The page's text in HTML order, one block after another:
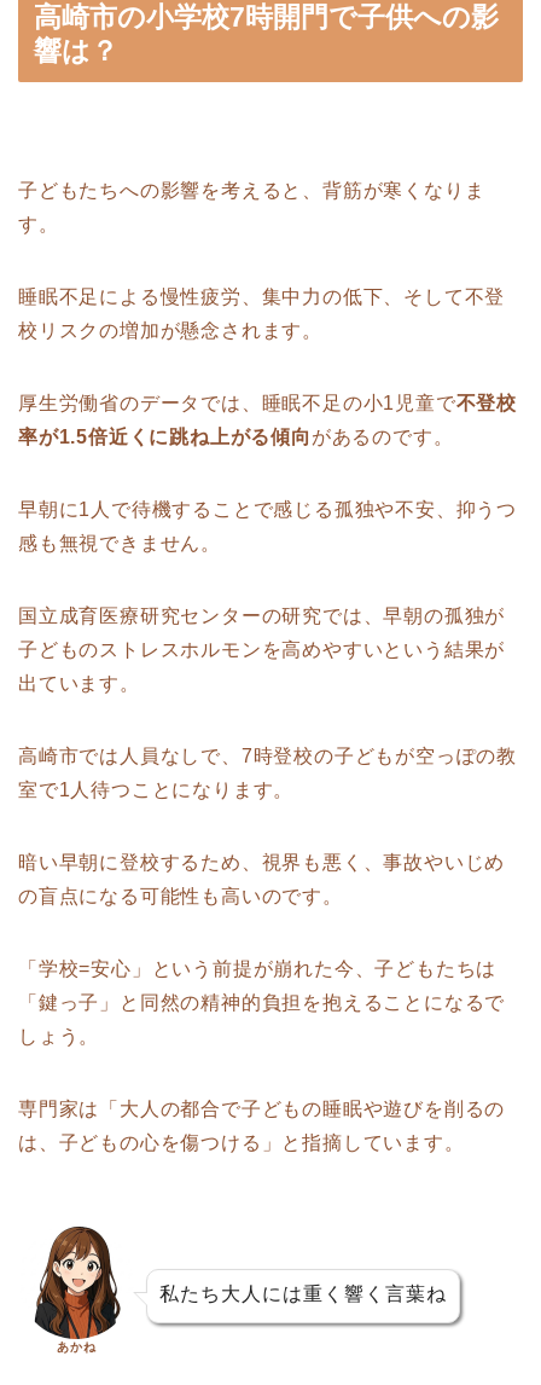
高崎市の小学校7時開門で子供への影
響は？
子どもたちへの影響を考えると、背筋が寒くなりま
す。
睡眠不足による慢性疲労、集中力の低下、そして不登
校リスクの増加が懸念されます。
厚生労働省のデータでは、睡眠不足の小1児童で不登校
率が1.5倍近くに跳ね上がる傾向 があるのです。
早朝に1人で待機することで感じる孤独や不安、抑うつ
感も無視できません。
国立成育医療研究センターの研究では、早朝の孤独が
子どものストレスホルモンを高めやすいという結果が
出ています。
高崎市では人員なしで、7時登校の子どもが空っぽの教
室で1人待つことになります。
暗い早朝に登校するため、視界も悪く、事故やいじめ
の盲点になる可能性も高いのです。
「学校=安心」という前提が崩れた今、子どもたちは
「鍵っ子」と同然の精神的負担を抱えることになるで
しょう。
専門家は「大人の都合で子どもの睡眠や遊びを削るの
は、子どもの心を傷つける」と指摘しています。
あかね
私たち大人には重く響く言葉ね